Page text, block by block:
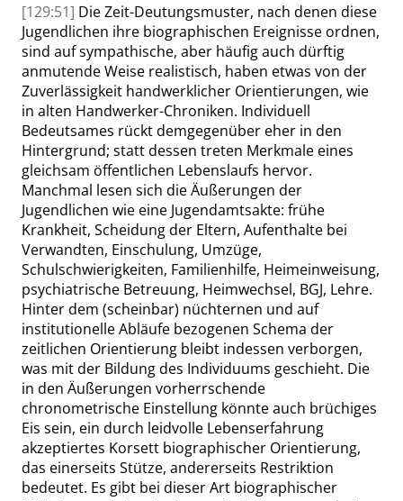
[129:51] Die Zeit-Deutungsmuster, nach denen diese
Jugendlichen ihre biographischen Ereignisse ordnen,
sind aufsympathische, aber häufig auch dürftig
anmutende Weise realistisch, haben etwas von der
Zuverlässigkeit handwerklicher Orientierungen, wie
in alten Handwerker-Chroniken. Individuell
Bedeutsames rückt demgegenüber eher in den
Hintergrund; statt dessen treten Merkmale eines
gleichsam öffentlichen Lebenslaufs hervor.
Manchmal lesen sich die Äußerungen der
Jugendlichen wie eine Jugendamtsakte: frühe
Krankheit, Scheidung der Eltern, Aufenthalte bei
Verwandten, Einschulung, Umzüge,
Schulschwierigkeiten, Familienhilfe, Heimeinweisung,
psychiatrische Betreuung, Heimwechsel, BGJ, Lehre.
Hinter dem (scheinbar) nüchternen und auf
institutionelle Abläufe bezogenen Schema der
zeitlichen Orientierung bleibt indessen verborgen,
was mit der Bildung des Individuums geschieht. Die
in den Äußerungen vorherrschende
chronometrische Einstellung könnte auch brüchiges
Eis sein, ein durch leidvolle Lebenserfahrung
akzeptiertes Korsett biographischer Orientierung,
das einerseits Stütze, andererseits Restriktion
bedeutet. Es gibt bei dieser Art biographischer